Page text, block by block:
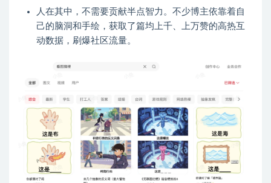
人在其中，不需要贡献半点智力。不少博主依靠着自
己的脑洞和手绘，获取了篇均上千、上万赞的高热互
动数据，刷爆社区流量。